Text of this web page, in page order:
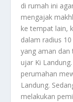
di rumah ini
mengajak
ke tempat lain,
dalam radius
yang aman dan
ujar Ki
perumahan
Landung.
melakukan